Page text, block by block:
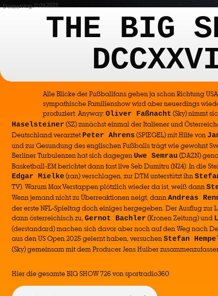
Donnerstag, 11.09.2025
THE BIG
Alle Blicke der Fußballfans gehen ja schon Richtung
sympathische Familienshow wird aber neuerdings
produziert. Anyway:Oliver Faßnacht (Sky) nimmt
Haselsteiner (SZ) zunächst einmal der Italiener und
Deutschland verarztet Peter Ahrens (SPIEGEL) mit Hilfe von
und zur Gesundung des englischen Fußballs trägt wie gewohnt
Berliner Turbulenzen hat sich dagegen Uwe Semrau (DAZN)
Basketball-EM berichtet dann fast live Seb Dumitru (N24). In die
Edgar Mielke(ran) verschlagen, zur DTM unterstützt ihn
TV). Warum Max Verstappen plötzlich wieder da ist, weiß dann
Wenn jemand nicht zu Überreaktionen neigt, dannAndreas
der erste NFL-Spieltag doch einiges hergegeben. Der Ausflug zur
dann österreichisch zu, Gernot Bachler (Kronen Zeitung) und
(derstandard) machen sich davor aber noch auf den Weg nach
aus den US Open 2025 gelernt haben, versuchenStefan
(Sky) gemeinsam mit dem Producer Jens Huiber
Hier die gesamte BIG SHOW 726 von sportradio360